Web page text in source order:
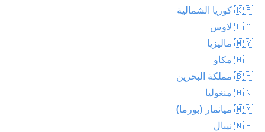
🇰🇵 كوريا الشمالية
🇱🇦 لاوس
🇲🇾 ماليزيا
🇲🇴 مكاو
🇧🇭 مملكة البحرين
🇲🇳 منغوليا
🇲🇲 ميانمار (بورما)
🇳🇵 نيبال